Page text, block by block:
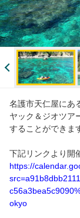
名護市天仁屋にあ
ヤック＆ジオツア
することができま
下記リンクより開
https://
okyo